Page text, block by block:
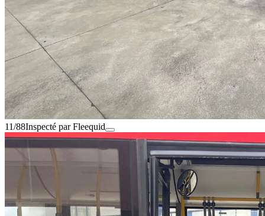
11/88Inspecté par Fleequid